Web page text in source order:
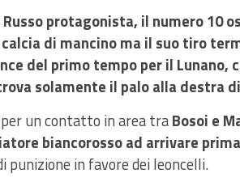
Russo protagonista, il numero 10
di mancino ma il suo tiro
del primo tempo per il Lunano,
solamente il palo alla destra
un contatto in area traBosoi e
biancorosso ad arrivare
punizione in favore dei leoncelli.